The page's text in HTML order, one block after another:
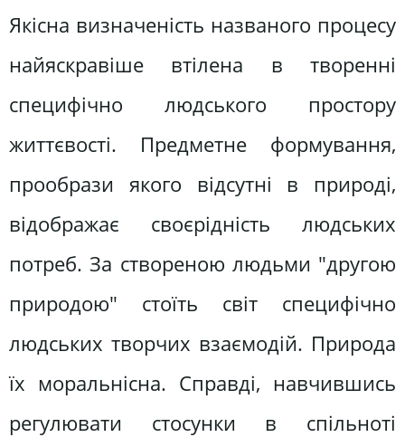
Якісна визначеність названого процесу
найяскравіше втілена в творенні
специфічно людського простору
життєвості. Предметне формування,
прообрази якого відсутні в природі,
відображає своєрідність людських
потреб. За створеною людьми "другою
природою" стоїть світ специфічно
людських творчих взаємодій. Природа
їх моральнісна. Справді, навчившись
регулювати стосунки в спільноті